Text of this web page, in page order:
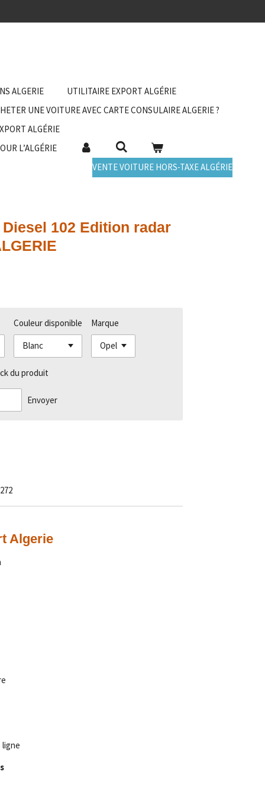
ALGERIE
UTILITAIRE EXPORT ALGÉRIE
UNE VOITURE AVEC CARTE CONSULAIRE ALGERIE ?
ALGÉRIE
L’ALGÉRIE
VENTE VOITURE HORS-TAXE ALGÉRIE
102 Edition radar
Couleur disponible Marque
du produit
Envoyer
Algerie